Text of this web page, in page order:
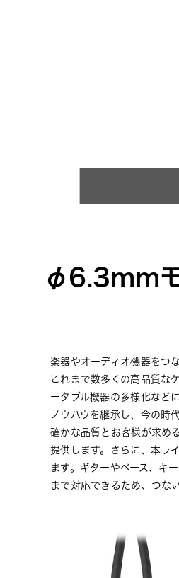
φ6.3mm
楽器やオーディオ機器をつ
これまで数多くの高品質な
ータブル機器の多様化など
ノウハウを継承し、今の時
確かな品質とお客様が求め
提供します。さらに、本ラ
ます。ギターやベース、キ
まで対応できるため、つな